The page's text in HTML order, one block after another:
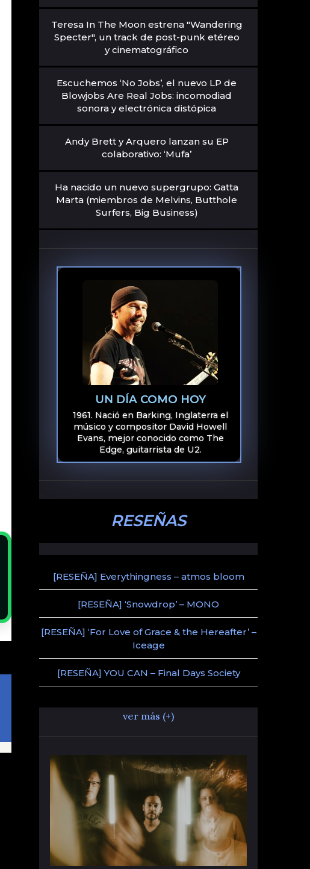
Teresa In The Moon estrena "Wandering
Specter", un track de post-punk etéreo
y cinematográfico
Escuchemos ‘No Jobs’, el nuevo LP de
Blowjobs Are Real Jobs: incomodiad
sonora y electrónica distópica
Andy Brett y Arquero lanzan su EP
colaborativo: ‘Mufa’
Ha nacido un nuevo supergrupo: Gatta
Marta (miembros de Melvins, Butthole
Surfers, Big Business)
UN DÍA COMO HOY
1961. Nació en Barking, Inglaterra el
músico y compositor David Howell
Evans, mejor conocido como The
Edge, guitarrista de U2.
RESEÑAS
[RESEÑA] Everythingness – atmos bloom
[RESEÑA] ‘Snowdrop’ – MONO
[RESEÑA] ‘For Love of Grace & the Hereafter’ –
Iceage
[RESEÑA] YOU CAN – Final Days Society
ver más (+)